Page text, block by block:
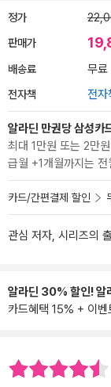
정가
판매가
배송료 무료
전자책 전자
알라딘 만권당 삼성카
최대 1만원 또는 2만
급월 +1개월까지는
카드/간편결제 할인
관심 저자, 시리즈의
알라딘 30% 할인! 알
카드혜택 15% + 이